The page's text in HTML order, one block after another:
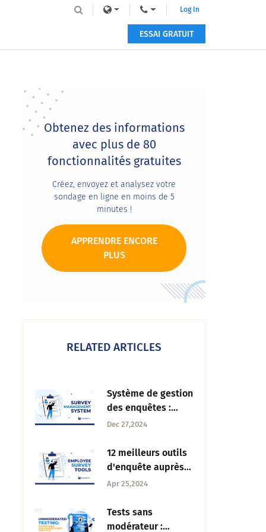
Log In
ESSAI GRATUIT
Primary
Sidebar
Obtenez des informations
avec plus de 80
fonctionnalités gratuites
Créez, envoyez et analysez votre
sondage en ligne en moins de 5
minutes !
APPRENDRE ENCORE
PLUS
RELATED ARTICLES
Système de gestion
des enquêtes :
Fonctionnalités
entreprise a besoin
Dec 27,2024
12 meilleurs outils
d'enquête auprès
des employés pour
organisationnelle
Apr 25,2024
Tests sans
modérateur :